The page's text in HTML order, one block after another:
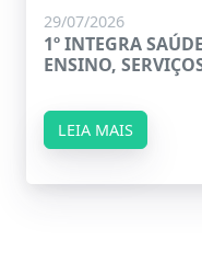
29/07/2026
1º INTEGRA
ENSINO,
LEIA MAIS